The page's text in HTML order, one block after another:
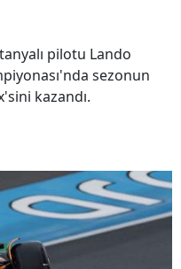
pilotu Lando
sezonun
kazandı.